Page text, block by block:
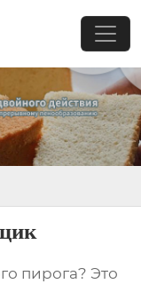
пирога? Это